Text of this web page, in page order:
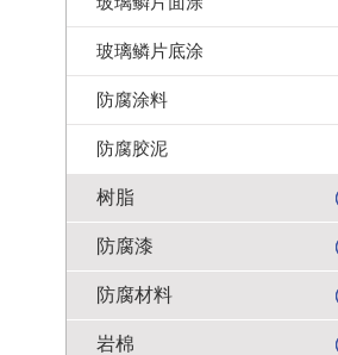
玻璃鳞片底涂
防腐涂料
防腐胶泥
树脂
防腐漆
防腐材料
岩棉